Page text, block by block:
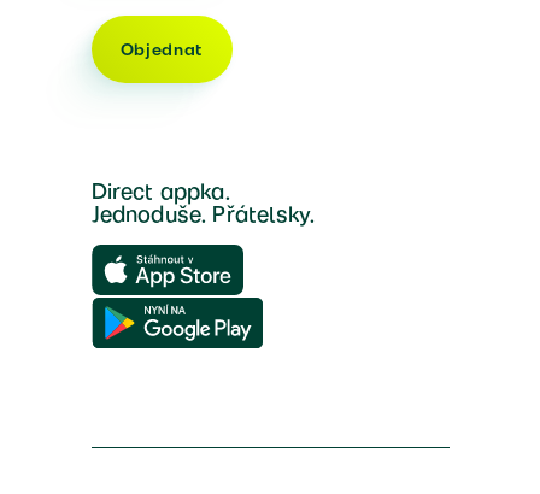
Objednat
Direct appka.
Jednoduše. Přátelsky.